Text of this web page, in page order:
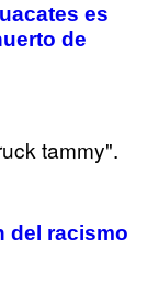
es
de
del racismo